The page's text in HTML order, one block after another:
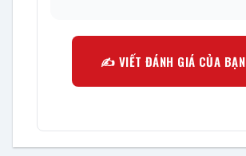
✍️ VIẾT ĐÁNH GIÁ CỦA BẠN